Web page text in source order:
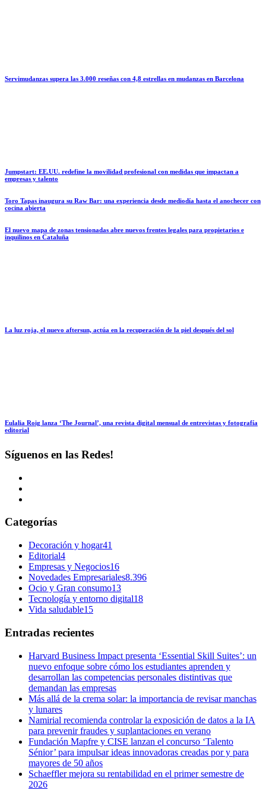
Servimudanzas supera las 3.000 reseñas con 4,8 estrellas en mudanzas en Barcelona
Jumpstart: EE.UU. redefine la movilidad profesional con medidas que impactan a
empresas y talento
Toro Tapas inaugura su Raw Bar: una experiencia desde mediodía hasta el anochecer con
cocina abierta
El nuevo mapa de zonas tensionadas abre nuevos frentes legales para propietarios e
inquilinos en Cataluña
La luz roja, el nuevo aftersun, actúa en la recuperación de la piel después del sol
Eulalia Roig lanza ‘The Journal’, una revista digital mensual de entrevistas y fotografía
editorial
Síguenos en las Redes!
Categorías
Decoración y hogar41
Editorial4
Empresas y Negocios16
Novedades Empresariales8.396
Ocio y Gran consumo13
Tecnología y entorno digital18
Vida saludable15
Entradas recientes
Harvard Business Impact presenta ‘Essential Skill Suites’: un
nuevo enfoque sobre cómo los estudiantes aprenden y
desarrollan las competencias personales distintivas que
demandan las empresas
Más allá de la crema solar: la importancia de revisar manchas
y lunares
Namirial recomienda controlar la exposición de datos a la IA
para prevenir fraudes y suplantaciones en verano
Fundación Mapfre y CISE lanzan el concurso ‘Talento
Sénior’ para impulsar ideas innovadoras creadas por y para
mayores de 50 años
Schaeffler mejora su rentabilidad en el primer semestre de
2026